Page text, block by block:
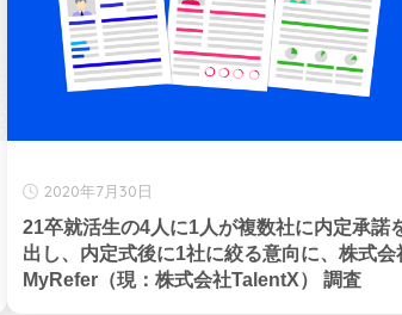
2020年7月30日
21卒就活生の4人に1人が複数社に内定承諾
出し、内定式後に1社に絞る意向に、株式会
MyRefer（現：株式会社TalentX） 調査